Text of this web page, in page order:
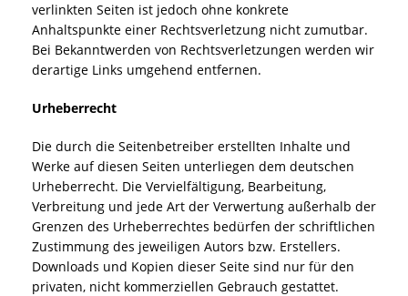
verlinkten Seiten ist jedoch ohne konkrete
Anhaltspunkte einer Rechtsverletzung nicht zumutbar.
Bei Bekanntwerden von Rechtsverletzungen werden wir
derartige Links umgehend entfernen.
Urheberrecht
Die durch die Seitenbetreiber erstellten Inhalte und
Werke auf diesen Seiten unterliegen dem deutschen
Urheberrecht. Die Vervielfältigung, Bearbeitung,
Verbreitung und jede Art der Verwertung außerhalb der
Grenzen des Urheberrechtes bedürfen der schriftlichen
Zustimmung des jeweiligen Autors bzw. Erstellers.
Downloads und Kopien dieser Seite sind nur für den
privaten, nicht kommerziellen Gebrauch gestattet.